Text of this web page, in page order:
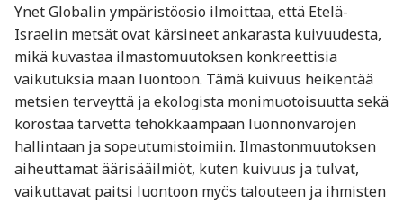
Ynet Globalin ympäristöosio ilmoittaa, että Etelä-
Israelin metsät ovat kärsineet ankarasta kuivuudesta,
mikä kuvastaa ilmastomuutoksen konkreettisia
vaikutuksia maan luontoon. Tämä kuivuus heikentää
metsien terveyttä ja ekologista monimuotoisuutta sekä
korostaa tarvetta tehokkaampaan luonnonvarojen
hallintaan ja sopeutumistoimiin. Ilmastonmuutoksen
aiheuttamat äärisääilmiöt, kuten kuivuus ja tulvat,
vaikuttavat paitsi luontoon myös talouteen ja ihmisten